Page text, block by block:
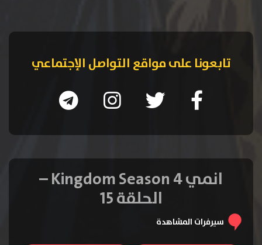
تابعونا على مواقع التواصل الإجتماعي
انمي Kingdom Season 4 –
الحلقة 15
سيرفرات المشاهدة